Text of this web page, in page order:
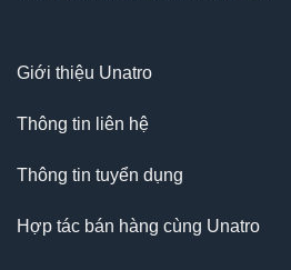
Giới thiệu Unatro
Thông tin liên hệ
Thông tin tuyển dụng
Hợp tác bán hàng cùng Unatro